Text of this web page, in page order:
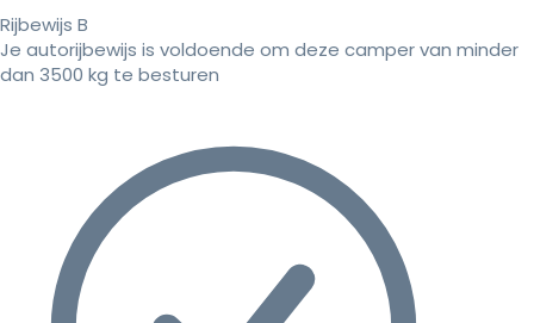
Rijbewijs B
Je autorijbewijs is voldoende om deze camper van minder
dan 3500 kg te besturen